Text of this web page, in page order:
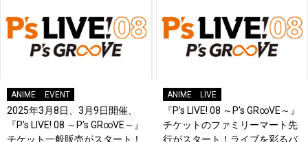
ANIME EVENT
2025年3月8日、3月9日開催、
『P’s LIVE! 08 ～P’s GR∞VE～』
チケット一般販売がスタート！
ANIME LIVE
『P’s LIVE! 08 ～P’s GR∞VE～』
チケットのファミリーマート先
行がスタート！ライブを彩るバ